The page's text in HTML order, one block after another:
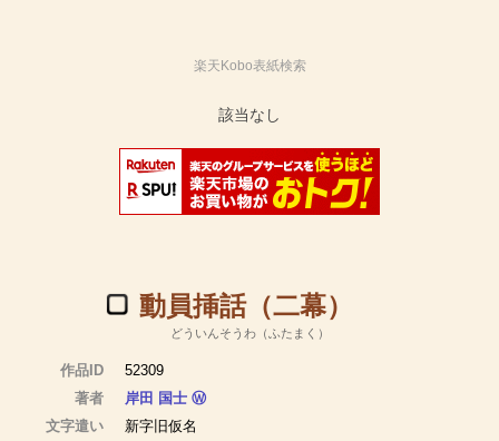
楽天Kobo表紙検索
動員挿話（二幕）
どういんそうわ（ふたまく）
作品ID
52309
著者
岸田 国士 Ⓦ
文字遣い
新字旧仮名